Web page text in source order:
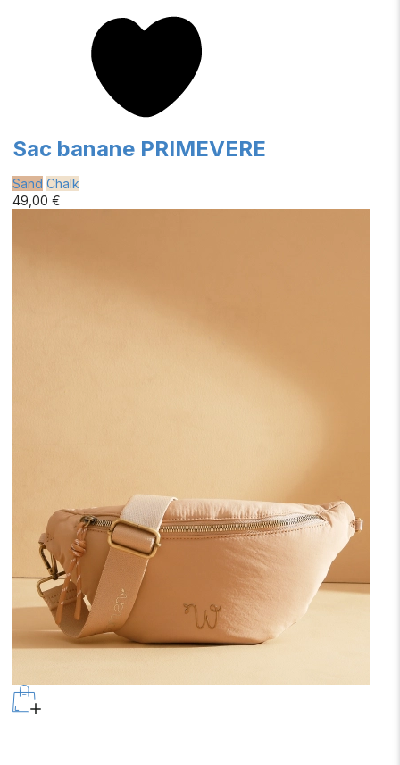
Sac banane PRIMEVERE
Sand Chalk
49,00 €